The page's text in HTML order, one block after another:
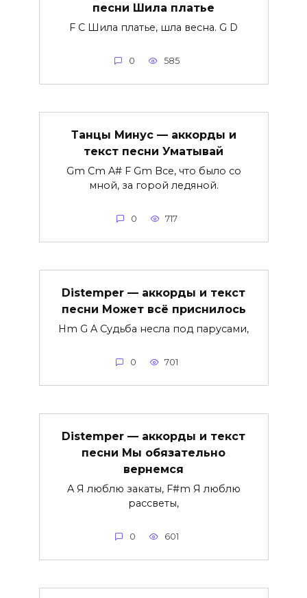
песни Шила платье
F C Шила платье, шла весна. G D
0 585
Танцы Минус — аккорды и
текст песни Уматывай
Gm Cm A# F Gm Все, что было со
мной, за горой ледяной.
0 717
Distemper — аккорды и текст
песни Может всё приснилось
Hm G A Судьба несла под парусами,
0 701
Distemper — аккорды и текст
песни Мы обязательно
вернемся
A Я люблю закаты, F#m Я люблю
рассветы,
0 601